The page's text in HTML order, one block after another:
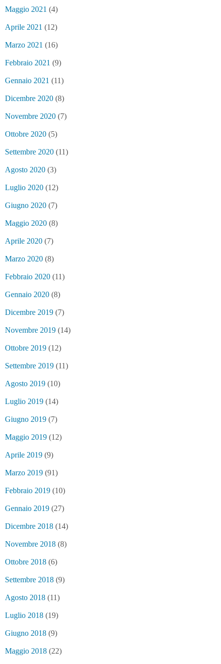
Maggio 2021 (4)
Aprile 2021 (12)
Marzo 2021 (16)
Febbraio 2021 (9)
Gennaio 2021 (11)
Dicembre 2020 (8)
Novembre 2020 (7)
Ottobre 2020 (5)
Settembre 2020 (11)
Agosto 2020 (3)
Luglio 2020 (12)
Giugno 2020 (7)
Maggio 2020 (8)
Aprile 2020 (7)
Marzo 2020 (8)
Febbraio 2020 (11)
Gennaio 2020 (8)
Dicembre 2019 (7)
Novembre 2019 (14)
Ottobre 2019 (12)
Settembre 2019 (11)
Agosto 2019 (10)
Luglio 2019 (14)
Giugno 2019 (7)
Maggio 2019 (12)
Aprile 2019 (9)
Marzo 2019 (91)
Febbraio 2019 (10)
Gennaio 2019 (27)
Dicembre 2018 (14)
Novembre 2018 (8)
Ottobre 2018 (6)
Settembre 2018 (9)
Agosto 2018 (11)
Luglio 2018 (19)
Giugno 2018 (9)
Maggio 2018 (22)